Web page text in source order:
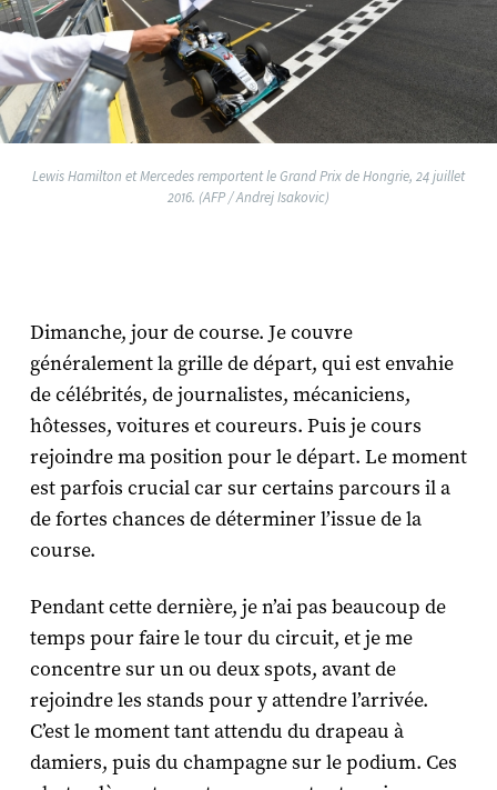
Lewis Hamilton et Mercedes remportent le Grand Prix de Hongrie, 24 juillet
2016. (AFP / Andrej Isakovic)
Dimanche, jour de course. Je couvre
généralement la grille de départ, qui est envahie
de célébrités, de journalistes, mécaniciens,
hôtesses, voitures et coureurs. Puis je cours
rejoindre ma position pour le départ. Le moment
est parfois crucial car sur certains parcours il a
de fortes chances de déterminer l’issue de la
course.
Pendant cette dernière, je n’ai pas beaucoup de
temps pour faire le tour du circuit, et je me
concentre sur un ou deux spots, avant de
rejoindre les stands pour y attendre l’arrivée.
C’est le moment tant attendu du drapeau à
damiers, puis du champagne sur le podium. Ces